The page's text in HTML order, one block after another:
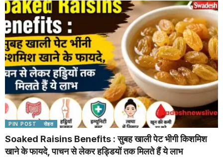
PIN POST सेहत
Soaked Raisins Benefits : सुबह खाली पेट भीगी किशमिश
खाने के फायदे, पाचन से लेकर हड्डियों तक मिलते हैं ये लाभ